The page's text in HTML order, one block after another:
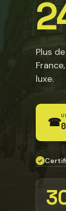
Plus
luxe.
☎
✓